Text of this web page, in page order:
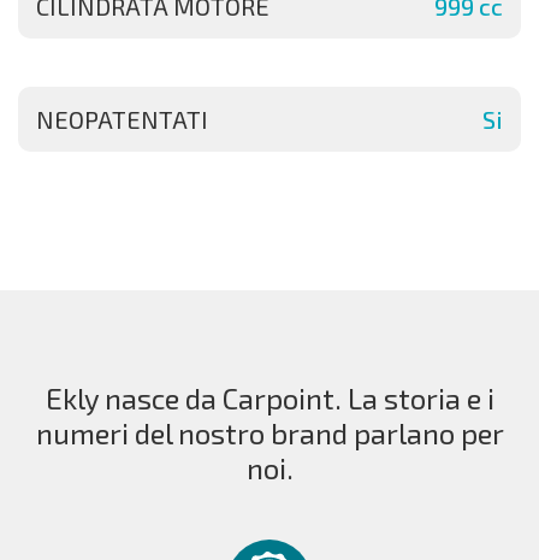
CILINDRATA MOTORE 999 cc
NEOPATENTATI Si
Ekly nasce da Carpoint. La storia e i
numeri del nostro brand parlano per
noi.